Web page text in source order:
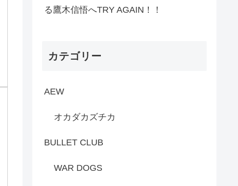
る鷹木信悟へTRY AGAIN！！
カテゴリー
AEW
オカダカズチカ
BULLET CLUB
WAR DOGS